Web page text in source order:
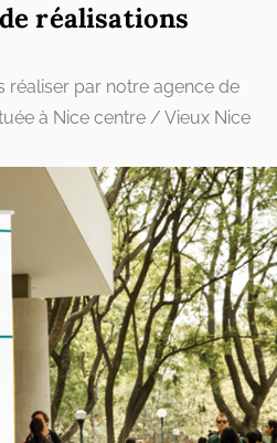
réalisations
réaliser par notre agence de
à Nice centre / Vieux Nice